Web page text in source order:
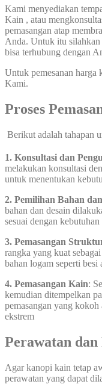
Kami menyediakan
Kain , atau
pemasangan atap
Anda. Untuk itu
bisa terhubung dengan
Untuk pemesanan harga
Kami.
Proses
Berikut adalah tahapan
1. Konsultasi dan
melakukan konsultasi
untuk menentukan
2. Pemilihan Bahan
bahan dan desain
sesuai dengan
3. Pemasangan
rangka yang kuat
bahan logam seperti
4. Pemasangan Kain:
kemudian ditempelkan
pemasangan yang kokoh
ekstrem
Perawatan
Agar kanopi kain tetap
perawatan yang dapat